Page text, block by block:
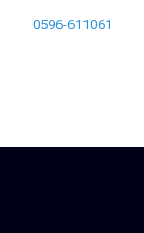
0596-611061